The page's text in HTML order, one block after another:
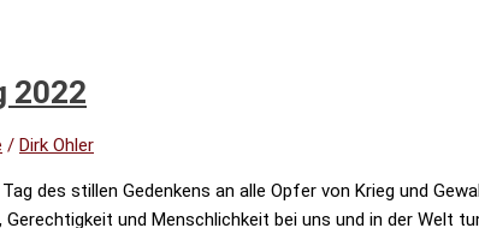
2022
/ Dirk Ohler
des stillen Gedenkens an alle Opfer von Krieg und
und Menschlichkeit bei uns und in der Welt